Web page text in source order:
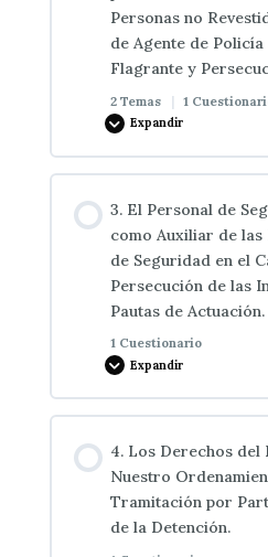
Naturaleza y
La denuncia
1. Noción de derecho
denuncia. Concepto,
Personas no
de Agente de
Flagrante y
2 Temas | 1
Expandir
0% COMPLETADO 0/2
Concepto
Cacheos y registros
2. La detención:
atribuidas a este
ordenamiento jurídico a
revestidas de los
3. El Personal de
como Auxiliar de las
de Seguridad en el
Persecución de las
Pautas de Actuación.
1 Cuestionario
Expandir
3. El personal de
4. Los Derechos del
Nuestro
Tramitación por
de la Detención.